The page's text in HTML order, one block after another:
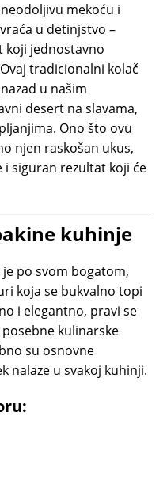
mekoću i
u detinjstvo –
koji jednostavno
tradicionalni kolač
u našim
desert na slavama,
Ono što ovu
njen raskošan ukus,
siguran rezultat koji će
kuhinje
po svom bogatom,
koja se bukvalno topi
i elegantno, pravi se
kulinarske
su osnovne
nalaze u svakoj kuhinji.